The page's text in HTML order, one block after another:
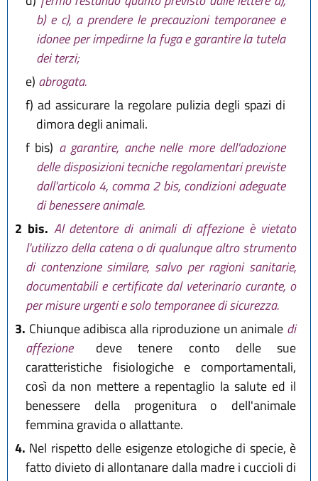
b) e c), a prendere le precauzioni temporanee e
idonee per impedirne la fuga e garantire la tutela
dei terzi;
e) abrogata.
f) ad assicurare la regolare pulizia degli spazi di
dimora degli animali.
f bis) a garantire, anche nelle more dell'adozione
delle disposizioni tecniche regolamentari previste
dall'articolo 4, comma 2 bis, condizioni adeguate
di benessere animale.
2 bis. Al detentore di animali di affezione è vietato
l'utilizzo della catena o di qualunque altro strumento
di contenzione similare, salvo per ragioni sanitarie,
documentabili e certificate dal veterinario curante, o
per misure urgenti e solo temporanee di sicurezza.
3. Chiunque adibisca alla riproduzione un animale di
affezione
deve tenere conto delle sue
caratteristiche fisiologiche e comportamentali,
così da non mettere a repentaglio la salute ed il
benessere della progenitura o dell'animale
femmina gravida o allattante.
4. Nel rispetto delle esigenze etologiche di specie, è
fatto divieto di allontanare dalla madre i cuccioli di